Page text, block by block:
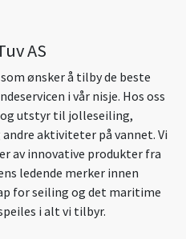
AS
ønsker å tilby de beste
i vår nisje. Hos oss
utstyr til jolleseiling,
aktiviteter på vannet. Vi
av innovative produkter fra
ledende merker innen
for seiling og det maritime
i alt vi tilbyr.